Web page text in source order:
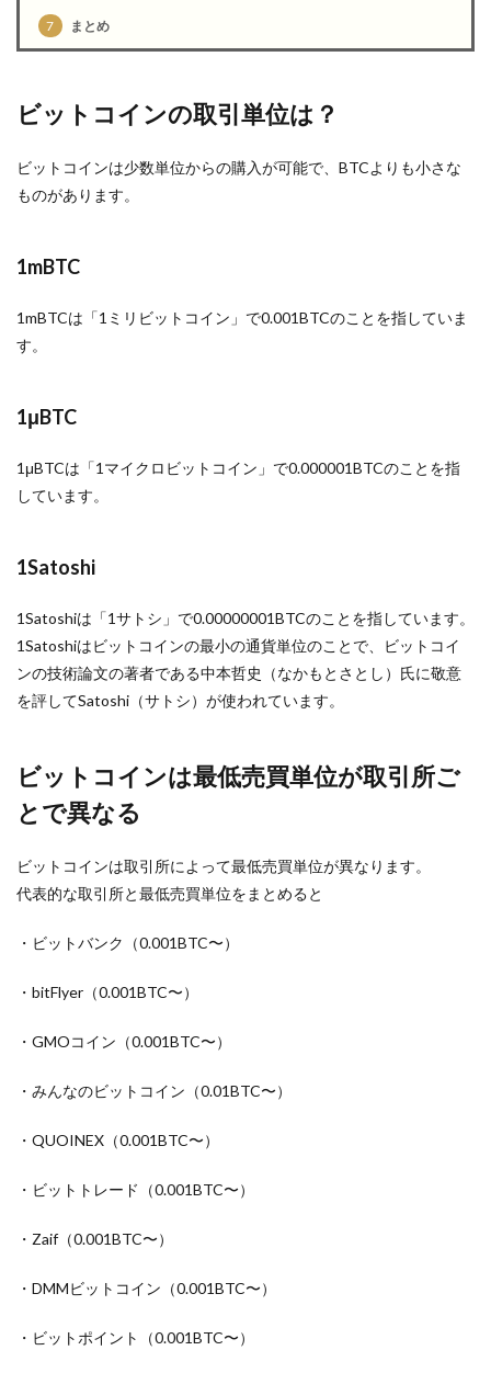
7 まとめ
ビットコインの取引単位は？
ビットコインは少数単位からの購入が可能で、BTCよりも小さな
ものがあります。
1mBTC
1mBTCは「1ミリビットコイン」で0.001BTCのことを指していま
す。
1μBTC
1μBTCは「1マイクロビットコイン」で0.000001BTCのことを指
しています。
1Satoshi
1Satoshiは「1サトシ」で0.00000001BTCのことを指しています。
1Satoshiはビットコインの最小の通貨単位のことで、ビットコイ
ンの技術論文の著者である中本哲史（なかもとさとし）氏に敬意
を評してSatoshi（サトシ）が使われています。
ビットコインは最低売買単位が取引所ご
とで異なる
ビットコインは取引所によって最低売買単位が異なります。
代表的な取引所と最低売買単位をまとめると
・ビットバンク（0.001BTC〜）
・bitFlyer（0.001BTC〜）
・GMOコイン（0.001BTC〜）
・みんなのビットコイン（0.01BTC〜）
・QUOINEX（0.001BTC〜）
・ビットトレード（0.001BTC〜）
・Zaif（0.001BTC〜）
・DMMビットコイン（0.001BTC〜）
・ビットポイント（0.001BTC〜）